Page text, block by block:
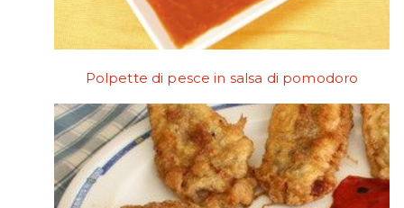
Polpette di pesce in salsa di pomodoro